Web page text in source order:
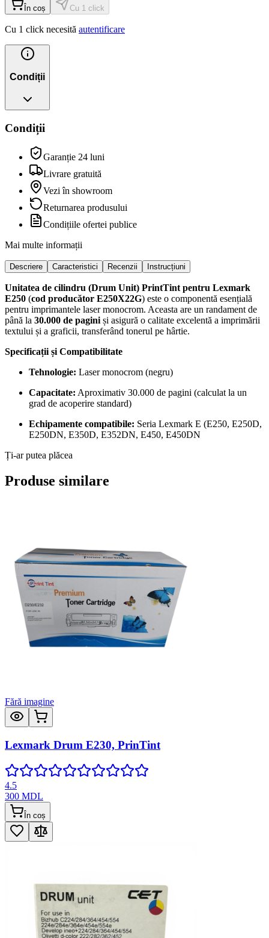
În coș Cu 1 click
Cu 1 click necesită autentificare
Condiții
Condiții
Garanție 24 luni
Livrare gratuită
Vezi în showroom
Returnarea produsului
Condițiile ofertei publice
Mai multe informații
Descriere Caracteristici Recenzii Instrucțiuni
Unitatea de cilindru (Drum Unit) PrintTint pentru Lexmark
E250 (cod producător E250X22G) este o componentă esențială
pentru imprimantele laser monocrom. Aceasta are un randament de
până la 30.000 de pagini și asigură o calitate excelentă a imprimării
textului și a graficii, transferând tonerul pe hârtie.
Specificații și Compatibilitate
Tehnologie: Laser monocrom (negru)
Capacitate: Aproximativ 30.000 de pagini (calculat la un
grad de acoperire standard)
Echipamente compatibile: Seria Lexmark E (E250, E250D,
E250DN, E350D, E352DN, E450, E450DN
Ți-ar putea plăcea
Produse similare
Fără imagine
Lexmark Drum E230, PrinTint
4.5
300 MDL
În coș